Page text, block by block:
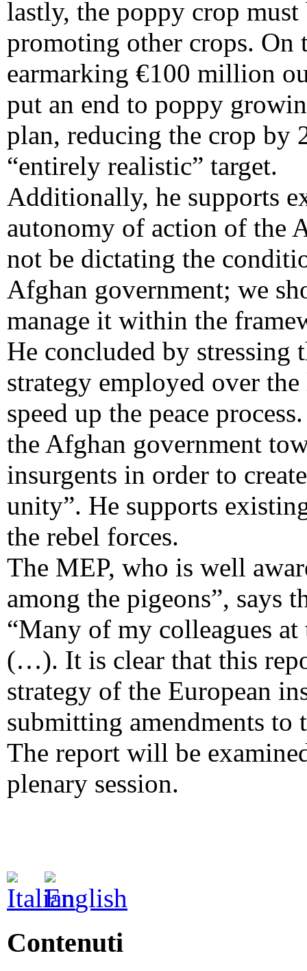
lastly, the poppy crop
promoting other crops. On
earmarking €100 million
put an end to poppy
plan, reducing the crop by
“entirely realistic” target.
Additionally, he supports
autonomy of action of the
not be dictating the
Afghan government; we
manage it within the
He concluded by
strategy employed over
speed up the peace
the Afghan government
insurgents in order to
unity”. He supports
the rebel forces.
The MEP, who is well
among the pigeons”, says
“Many of my colleagues
(…). It is clear that this
strategy of the European
submitting amendments to
The report will be
plenary session.
Contenuti